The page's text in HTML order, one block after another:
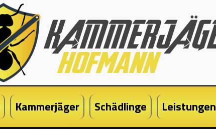
Kammerjäger Schädlinge Leistungen